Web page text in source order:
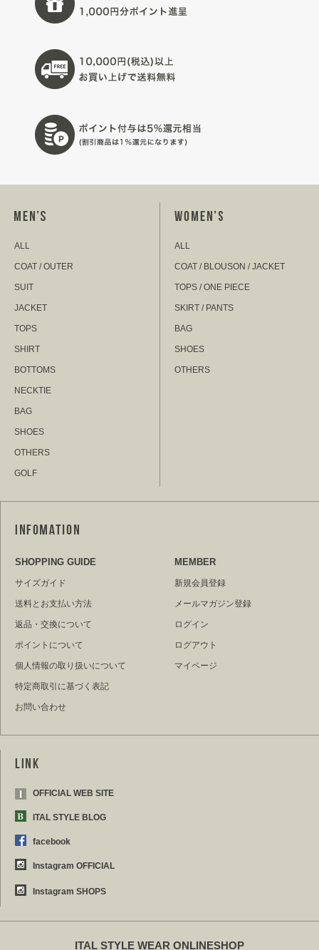
ALL
COAT / OUTER
SUIT
JACKET
TOPS
SHIRT
BOTTOMS
NECKTIE
BAG
SHOES
OTHERS
GOLF
ALL
COAT / BLOUSON / JACKET
TOPS / ONE PIECE
SKIRT / PANTS
BAG
SHOES
OTHERS
SHOPPING GUIDE
サイズガイド
送料とお支払い方法
返品・交換について
ポイントについて
個人情報の取り扱いについて
特定商取引に基づく表記
お問い合わせ
MEMBER
新規会員登録
メールマガジン登録
ログイン
ログアウト
マイページ
OFFICIAL WEB SITE
ITAL STYLE BLOG
facebook
Instagram OFFICIAL
Instagram SHOPS
ITAL STYLE WEAR ONLINESHOP